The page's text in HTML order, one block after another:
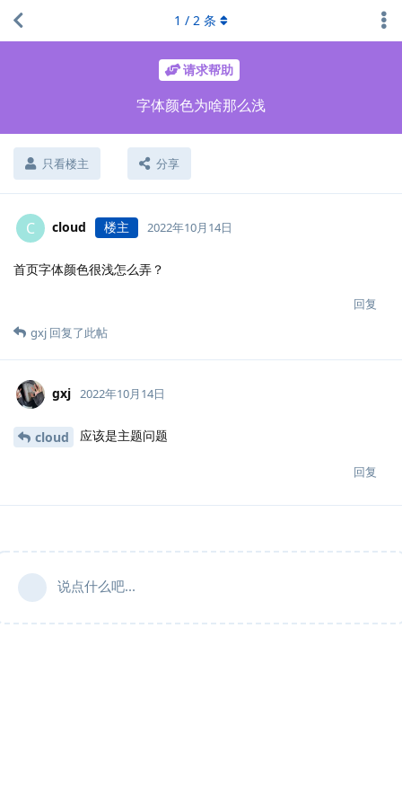
请求帮助
字体颜色为啥那么浅
只看楼主 分享
1 / 2 条
C cloud 楼主 2022年10月14日
首页字体颜色很浅怎么弄？
回复
gxj 回复了此帖
gxj 2022年10月14日
cloud 应该是主题问题
回复
说点什么吧...